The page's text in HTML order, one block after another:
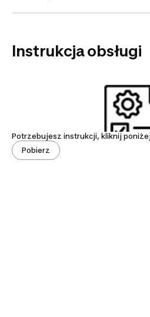
Instrukcja obsługi
Potrzebujesz instrukcji, kliknij poniżej
Pobierz